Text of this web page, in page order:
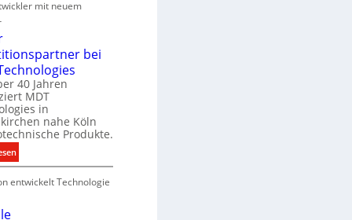
ek
i
e
n
s
E
n
e
r
g
y
w
mit neuem
bei
40 Jahren
MDT
in
nahe Köln
Produkte.
:
N
e
entwickelt Technologie